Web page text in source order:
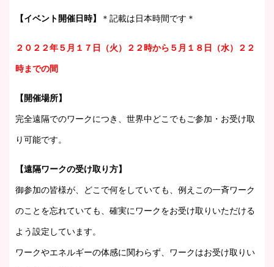
【イベント開催日時】 ＊記載は日本時間です＊
２０２２年５月１７日（火）２２時から５月１８日（水）２２
時までの間
【開催場所】
完全遠隔でのワークにつき、世界中どこでもご参加・お受け取
り可能です。
【遠隔ワークの受け取り方】
御参加の皆様が、どこで何をしていても、例えこの一斉ワーク
のことを忘れていても、確実にワークをお受け取りいただける
よう設定しています。
ワークやエネルギーの体感に関わらず、ワークはお受け取りい